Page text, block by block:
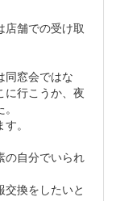
店舗での受け取
同窓会ではな
に行こうか、夜
。
の自分でいられ
換をしたいと